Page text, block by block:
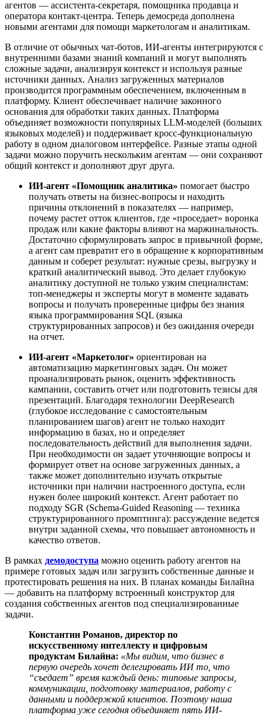
агентов — ассистента-секретаря, помощника продавца и
оператора контакт-центра. Теперь демосреда дополнена
новыми агентами для помощи маркетологам и аналитикам.
В отличие от обычных чат-ботов, ИИ-агенты интегрируются с
внутренними базами знаний компаний и могут выполнять
сложные задачи, анализируя контекст и используя разные
источники данных. Анализ загруженных материалов
производится программным обеспечением, включенным в
платформу. Клиент обеспечивает наличие законного
основания для обработки таких данных. Платформа
объединяет возможности популярных LLM-моделей (больших
языковых моделей) и поддерживает кросс-функциональную
работу в одном диалоговом интерфейсе. Разные этапы одной
задачи можно поручить нескольким агентам — они сохраняют
общий контекст и дополняют друг друга.
ИИ-агент «Помощник аналитика» помогает быстро
получать ответы на бизнес-вопросы и находить
причины отклонений в показателях — например,
почему растет отток клиентов, где «проседает» воронка
продаж или какие факторы влияют на маржинальность.
Достаточно сформулировать запрос в привычной форме,
а агент сам превратит его в обращение к корпоративным
данным и соберет результат: нужные срезы, выгрузку и
краткий аналитический вывод. Это делает глубокую
аналитику доступной не только узким специалистам:
топ-менеджеры и эксперты могут в моменте задавать
вопросы и получать проверенные цифры без знания
языка программирования SQL (языка
структурированных запросов) и без ожидания очереди
на отчет.
ИИ-агент «Маркетолог» ориентирован на
автоматизацию маркетинговых задач. Он может
проанализировать рынок, оценить эффективность
кампании, составить отчет или подготовить тезисы для
презентаций. Благодаря технологии DeepResearch
(глубокое исследование с самостоятельным
планированием шагов) агент не только находит
информацию в базах, но и определяет
последовательность действий для выполнения задачи.
При необходимости он задает уточняющие вопросы и
формирует ответ на основе загруженных данных, а
также может дополнительно изучать открытые
источники при наличии настроенного доступа, если
нужен более широкий контекст. Агент работает по
подходу SGR (Schema-Guided Reasoning — техника
структурированного промптинга): рассуждение ведется
внутри заданной схемы, что повышает автономность и
качество ответов.
В рамках демодоступа можно оценить работу агентов на
примере готовых задач или загрузить собственные данные и
протестировать решения на них. В планах команды Билайна
— добавить на платформу встроенный конструктор для
создания собственных агентов под специализированные
задачи.
Константин Романов, директор по
искусственному интеллекту и цифровым
продуктам Билайна: «Мы видим, что бизнес в
первую очередь хочет делегировать ИИ то, что
“съедает” время каждый день: типовые запросы,
коммуникации, подготовку материалов, работу с
данными и поддержкой клиентов. Поэтому наша
платформа уже сегодня объединяет пять ИИ-